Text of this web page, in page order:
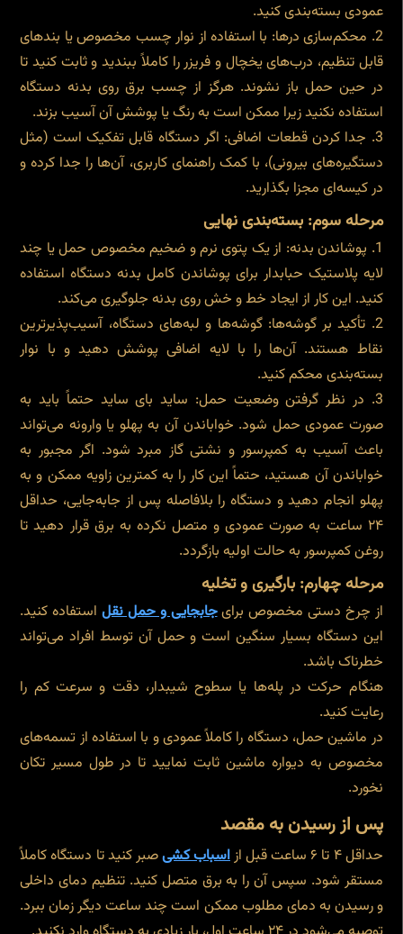
عمودی بسته‌بندی کنید.
محکم‌سازی درها: با استفاده از نوار چسب مخصوص یا بندهای
قابل تنظیم، درب‌های یخچال و فریزر را کاملاً ببندید و ثابت کنید تا
در حین حمل باز نشوند. هرگز از چسب برق روی بدنه دستگاه
استفاده نکنید زیرا ممکن است به رنگ یا پوشش آن آسیب بزند.
جدا کردن قطعات اضافی: اگر دستگاه قابل تفکیک است (مثل
دستگیره‌های بیرونی)، با کمک راهنمای کاربری، آن‌ها را جدا کرده و
در کیسه‌ای مجزا بگذارید.
مرحله سوم: بسته‌بندی نهایی
پوشاندن بدنه: از یک پتوی نرم و ضخیم مخصوص حمل یا چند
لایه پلاستیک حبابدار برای پوشاندن کامل بدنه دستگاه استفاده
کنید. این کار از ایجاد خط و خش روی بدنه جلوگیری می‌کند.
تأکید بر گوشه‌ها: گوشه‌ها و لبه‌های دستگاه، آسیب‌پذیرترین
نقاط هستند. آن‌ها را با لایه اضافی پوشش دهید و با نوار
بسته‌بندی محکم کنید.
در نظر گرفتن وضعیت حمل: ساید بای ساید حتماً باید به
صورت عمودی حمل شود. خواباندن آن به پهلو یا وارونه می‌تواند
باعث آسیب به کمپرسور و نشتی گاز مبرد شود. اگر مجبور به
خواباندن آن هستید، حتماً این کار را به کمترین زاویه ممکن و به
پهلو انجام دهید و دستگاه را بلافاصله پس از جابه‌جایی، حداقل
۲۴ ساعت به صورت عمودی و متصل نکرده به برق قرار دهید تا
روغن کمپرسور به حالت اولیه بازگردد.
مرحله چهارم: بارگیری و تخلیه
از چرخ دستی مخصوص برایجابجایی و حمل نقلاستفاده کنید.
این دستگاه بسیار سنگین است و حمل آن توسط افراد می‌تواند
خطرناک باشد.
هنگام حرکت در پله‌ها یا سطوح شیبدار، دقت و سرعت کم را
رعایت کنید.
در ماشین حمل، دستگاه را کاملاً عمودی و با استفاده از تسمه‌های
مخصوص به دیواره ماشین ثابت نمایید تا در طول مسیر تکان
نخورد.
پس از رسیدن به مقصد
حداقل ۴ تا ۶ ساعت قبل از اسباب کشیصبر کنید تا دستگاه کاملاً
مستقر شود. سپس آن را به برق متصل کنید. تنظیم دمای داخلی
و رسیدن به دمای مطلوب ممکن است چند ساعت دیگر زمان ببرد.